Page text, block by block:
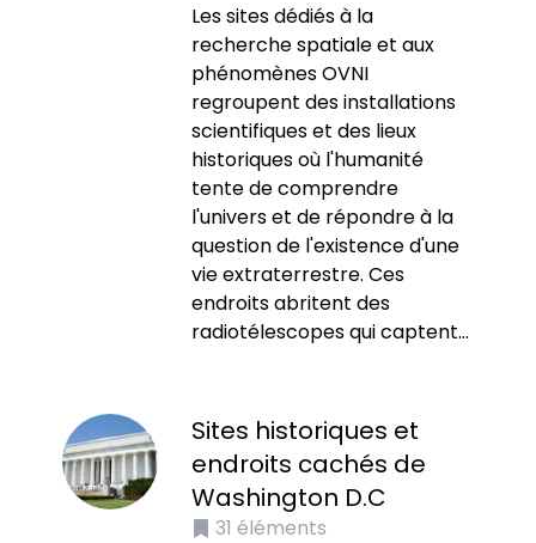
Les sites dédiés à la
recherche spatiale et aux
phénomènes OVNI
regroupent des installations
scientifiques et des lieux
historiques où l'humanité
tente de comprendre
l'univers et de répondre à la
question de l'existence d'une
vie extraterrestre. Ces
endroits abritent des
radiotélescopes qui captent...
Sites historiques et
endroits cachés de
Washington D.C
31 éléments